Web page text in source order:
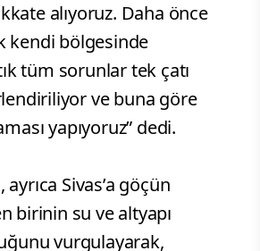
alıyoruz. Daha önce
kendi bölgesinde
tüm sorunlar tek çatı
ve buna göre
yapıyoruz” dedi.
Sivas’a göçün
birinin su ve altyapı
vurgulayarak,